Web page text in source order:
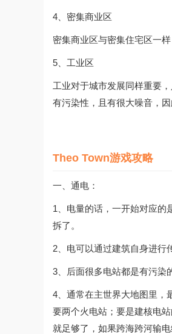
4、密集商业区
密集商业区与密集住宅区一
5、工业区
工业对于城市发展同样重要
有污染性，且有很大噪音，
Theo Town游戏攻略
一、通电：
1、电量的话，一开始对应的
拆了。
2、电可以通过建筑自身进行
3、后面很多电站都是有污染
4、通常在主世界大地图里，
要两个火电站；要是建核电
就足够了，如果跨海跨河输